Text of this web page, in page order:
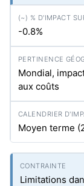
-0.8%
Mondial,
aux coûts
Moyen terme
Limitations